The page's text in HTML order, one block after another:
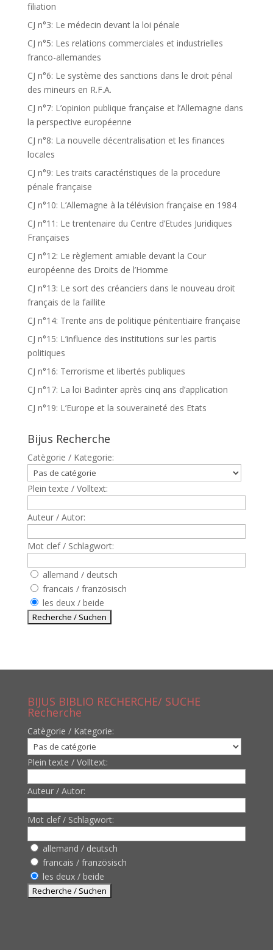
filiation
CJ n°3: Le médecin devant la loi pénale
CJ n°5: Les relations commerciales et industrielles
franco-allemandes
CJ n°6: Le système des sanctions dans le droit pénal
des mineurs en R.F.A.
CJ n°7: L’opinion publique française et l’Allemagne dans
la perspective européenne
CJ n°8: La nouvelle décentralisation et les finances
locales
CJ n°9: Les traits caractéristiques de la procedure
pénale française
CJ n°10: L’Allemagne à la télévision française en 1984
CJ n°11: Le trentenaire du Centre d’Etudes Juridiques
Françaises
CJ n°12: Le règlement amiable devant la Cour
européenne des Droits de l’Homme
CJ n°13: Le sort des créanciers dans le nouveau droit
français de la faillite
CJ n°14: Trente ans de politique pénitentiaire française
CJ n°15: L’influence des institutions sur les partis
politiques
CJ n°16: Terrorisme et libertés publiques
CJ n°17: La loi Badinter après cinq ans d’application
CJ n°19: L’Europe et la souveraineté des Etats
Bijus Recherche
Catègorie / Kategorie:
Plein texte / Volltext:
Auteur / Autor:
Mot clef / Schlagwort:
allemand / deutsch
francais / französisch
les deux / beide
BIJUS BIBLIO RECHERCHE/ SUCHE
Recherche
Catègorie / Kategorie:
Plein texte / Volltext:
Auteur / Autor:
Mot clef / Schlagwort:
allemand / deutsch
francais / französisch
les deux / beide